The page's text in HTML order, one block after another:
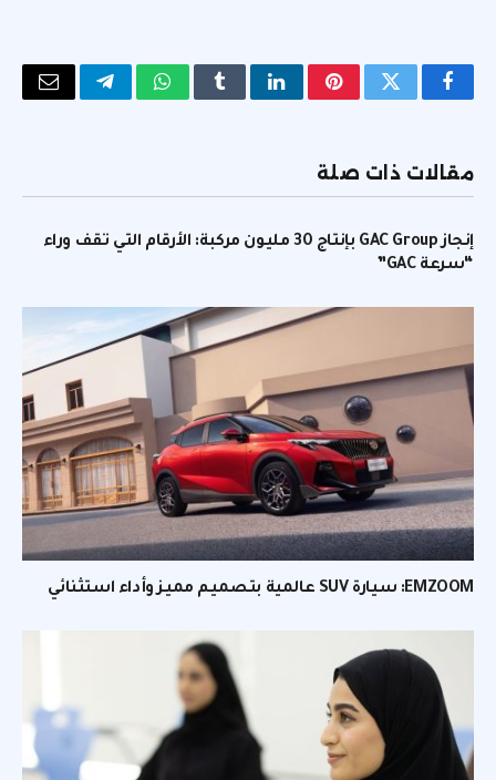
فيسبوكتويتر بينتيريستلينكدإنTumblrواتسابتيلقرامالبريد
مقالات ذات صلة
إنجاز GAC Group بإنتاج 30 مليون مركبة: الأرقام التي تقف وراء
“سرعة GAC”
EMZOOM: سيارة SUV عالمية بتصميم مميز وأداء استثنائي